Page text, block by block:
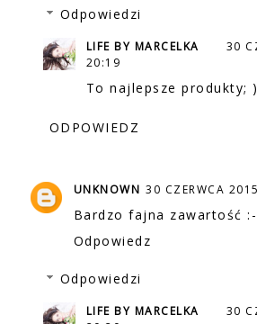
Odpowiedzi
LIFE BY MARCELKA
30
20:19
To najlepsze produkty; )
ODPOWIEDZ
UNKNOWN 30 CZERWCA
Bardzo fajna zawartość
Odpowiedz
Odpowiedzi
LIFE BY MARCELKA
30